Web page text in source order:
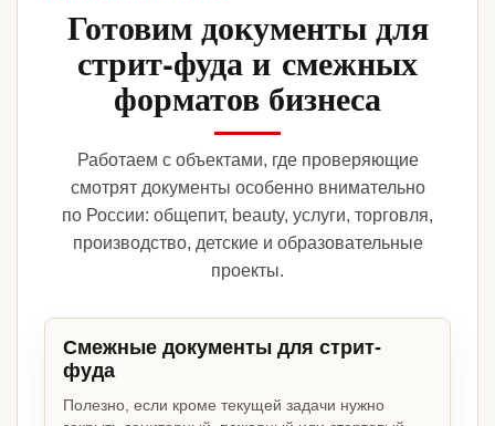
Готовим документы для
стрит-фуда и смежных
форматов бизнеса
Работаем с объектами, где проверяющие
смотрят документы особенно внимательно
по России: общепит, beauty, услуги, торговля,
производство, детские и образовательные
проекты.
Смежные документы для стрит-
фуда
Полезно, если кроме текущей задачи нужно